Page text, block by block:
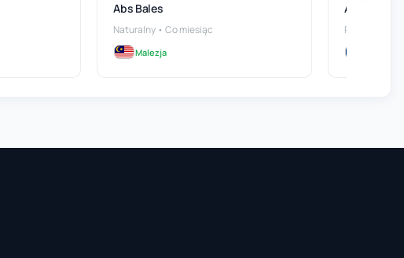
Abs Bales
Naturalny • Co miesiąc
Malezja
A-Pet
Proszek • Co